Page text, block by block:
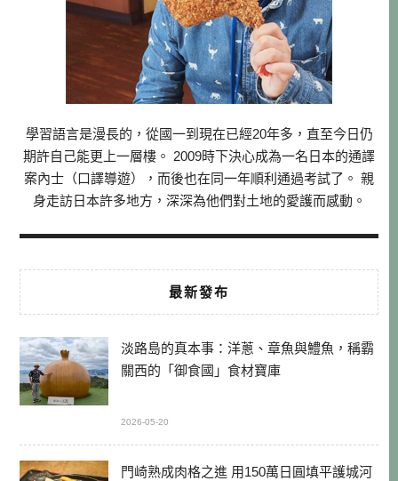
學習語言是漫長的，從國一到現在已經20年多，直至今日仍
期許自己能更上一層樓。 2009時下決心成為一名日本的通譯
案內士（口譯導遊），而後也在同一年順利通過考試了。 親
身走訪日本許多地方，深深為他們對土地的愛護而感動。
最新發布
淡路島的真本事：洋蔥、章魚與鱧魚，稱霸
關西的「御食國」食材寶庫
2026-05-20
門崎熟成肉格之進 用150萬日圓填平護城河